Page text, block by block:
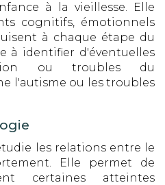
à la vieillesse. Elle
cognitifs, émotionnels
à chaque étape du
à identifier d'éventuelles
ou troubles du
l'autisme ou les troubles
les relations entre le
Elle permet de
certaines atteintes